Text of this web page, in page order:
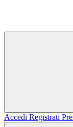
Accedi Registrati